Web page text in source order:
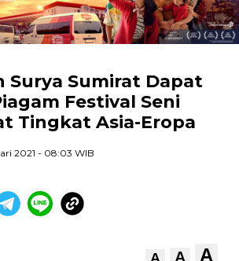
Surya Sumirat Dapat
Festival Seni
Tingkat Asia-Eropa
2021 - 08:03 WIB
A A A